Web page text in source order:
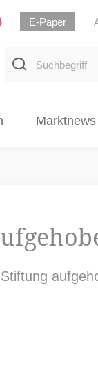
E-Paper
Suchbegriff
Marktnews